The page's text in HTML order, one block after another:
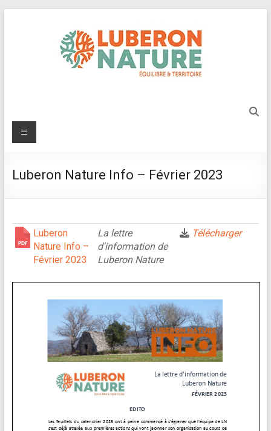
Nature
Protégeons
du
Menu
Luberon Nature Info – Février 2023
Luberon
Nature Info –
Février 2023
La lettre
d'information de
Luberon Nature
Télécharger